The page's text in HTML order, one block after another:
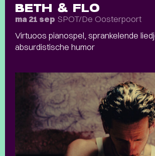
BETH & FLO
ma 21 sep SPOT/De Oosterpoort
Virtuoos pianospel, sprankelende
absurdistische humor